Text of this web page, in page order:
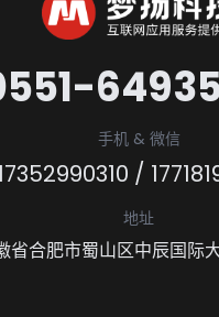
手机 & 微信
/
地址
省合肥市蜀山区中辰国际